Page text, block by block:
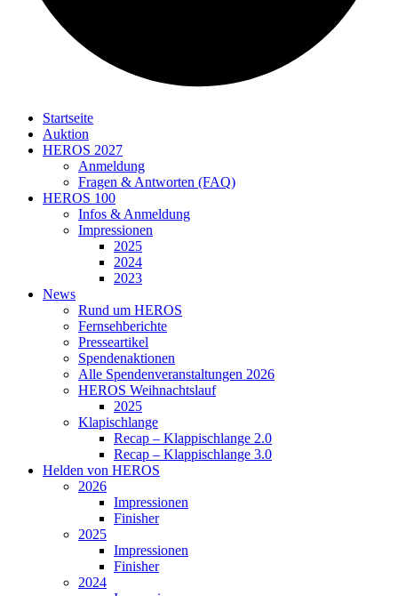
Startseite
Auktion
HEROS 2027
Anmeldung
Fragen & Antworten (FAQ)
HEROS 100
Infos & Anmeldung
Impressionen
2025
2024
2023
News
Rund um HEROS
Fernsehberichte
Presseartikel
Spendenaktionen
Alle Spendenveranstaltungen 2026
HEROS Weihnachtslauf
2025
Klapischlange
Recap – Klappischlange 2.0
Recap – Klappischlange 3.0
Helden von HEROS
2026
Impressionen
Finisher
2025
Impressionen
Finisher
2024